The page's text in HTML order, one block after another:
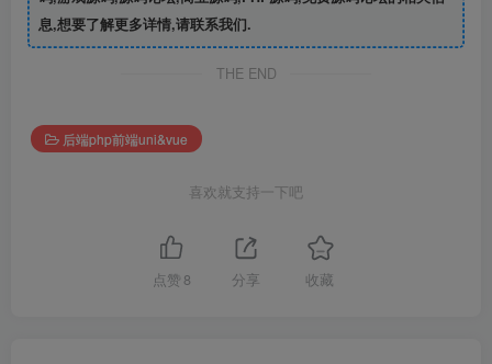
息,想要了解更多详情,请联系我们.
THE END
后端php前端uni&vue
喜欢就支持一下吧
点赞 8 分享 收藏